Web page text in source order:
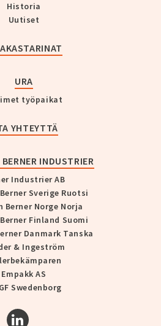
Historia
Uutiset
URA
työpaikat
YHTEYTTÄ
INDUSTRIER
Industrier AB
Sverige Ruotsi
Berner Norge Norja
Finland Suomi
Danmark Tanska
& Ingeström
Empakk AS
Swedenborg